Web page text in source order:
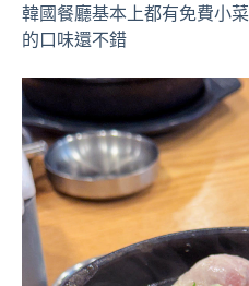
韓國餐廳基本上都有免費小
的口味還不錯